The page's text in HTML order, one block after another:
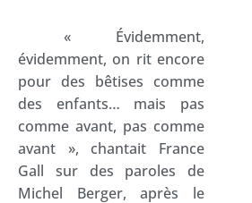
« Évidemment,
évidemment, on rit encore
pour des bêtises comme
des enfants… mais pas
comme avant, pas comme
avant », chantait France
Gall sur des paroles de
Michel Berger, après le